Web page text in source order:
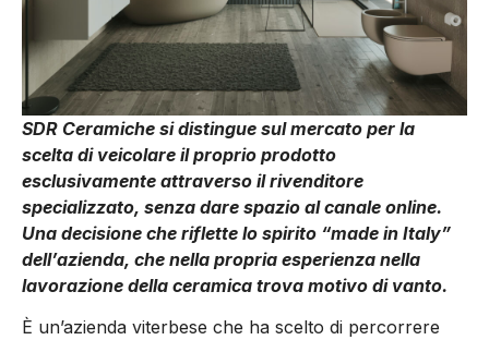
SDR Ceramiche si distingue sul mercato per la
scelta di veicolare il proprio prodotto
esclusivamente attraverso il rivenditore
specializzato, senza dare spazio al canale online.
Una decisione che riflette lo spirito “made in Italy”
dell’azienda, che nella propria esperienza nella
lavorazione della ceramica trova motivo di vanto.
È un’azienda viterbese che ha scelto di percorrere